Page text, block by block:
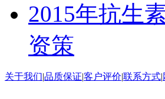
2015年抗生
资策
关于我们|品质保证|客户评价|联系方式|